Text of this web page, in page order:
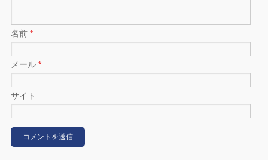
名前*
メール*
サイト